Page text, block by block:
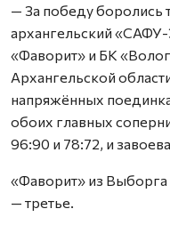
— За победу боролись
архангельский
«Фаворит» и БК
Архангельской
напряжённых
обоих главных
96:90 и 78:72, и
«Фаворит» из Выборга
— третье.